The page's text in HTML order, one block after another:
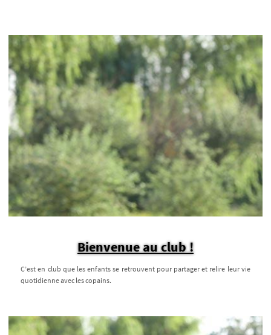
Bienvenue au club !
C’est en club que les enfants se retrouvent pour partager et relire leur vie
quotidienne avec les copains.